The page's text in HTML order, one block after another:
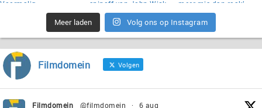
Meer laden Volg ons op Instagram
Filmdomein Volgen
Filmdomein @filmdomein ·
6 aug